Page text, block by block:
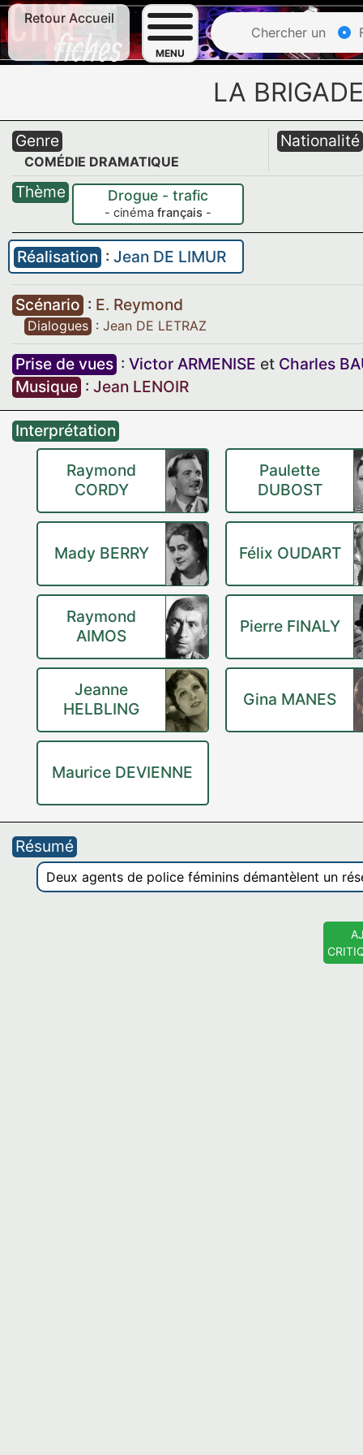
Retour Accueil
MENU
Chercher un
LA
Genre
COMÉDIE DRAMATIQUE
Nationalité
Thème Drogue - trafic
- cinéma français -
Réalisation : Jean DE LIMUR
Scénario : E. Reymond
Dialogues : Jean DE LETRAZ
Prise de vues : Victor ARMENISE et Charles
Musique : Jean LENOIR
Interprétation
Raymond
CORDY
Paulette
DUBOST
Mady BERRY Félix OUDART
Raymond
AIMOS
Pierre FINALY
Jeanne
HELBLING
Gina MANES
Maurice DEVIENNE
Résumé
Deux agents de police féminins démantèlent un